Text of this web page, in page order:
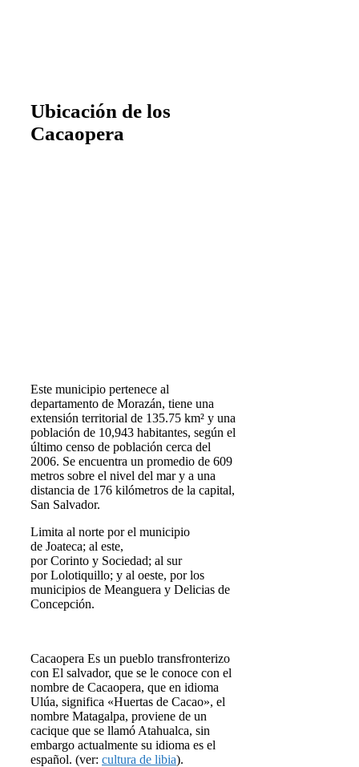
Ubicación de los
Cacaopera
Este municipio pertenece al
departamento de Morazán, tiene una
extensión territorial de 135.75 km² y una
población de 10,943 habitantes, según el
último censo de población cerca del
2006. Se encuentra un promedio de 609
metros sobre el nivel del mar y a una
distancia de 176 kilómetros de la capital,
San Salvador.
Limita al norte por el municipio
de Joateca; al este,
por Corinto y Sociedad; al sur
por Lolotiquillo; y al oeste, por los
municipios de Meanguera y Delicias de
Concepción.
Cacaopera Es un pueblo transfronterizo
con El salvador, que se le conoce con el
nombre de Cacaopera, que en idioma
Ulúa, significa «Huertas de Cacao», el
nombre Matagalpa, proviene de un
cacique que se llamó Atahualca, sin
embargo actualmente su idioma es el
español. (ver: cultura de libia).